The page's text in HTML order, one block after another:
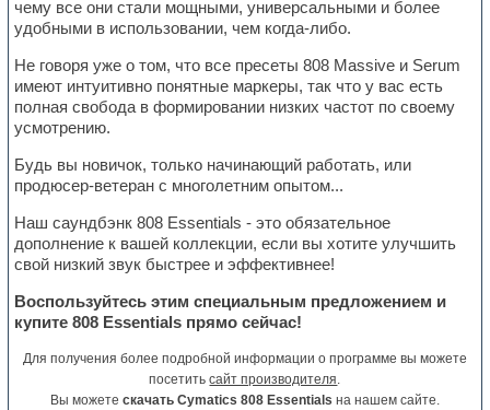
чему все они стали мощными, универсальными и более
удобными в использовании, чем когда-либо.
Не говоря уже о том, что все пресеты 808 Massive и Serum
имеют интуитивно понятные маркеры, так что у вас есть
полная свобода в формировании низких частот по своему
усмотрению.
Будь вы новичок, только начинающий работать, или
продюсер-ветеран с многолетним опытом...
Наш саундбэнк 808 Essentials - это обязательное
дополнение к вашей коллекции, если вы хотите улучшить
свой низкий звук быстрее и эффективнее!
Воспользуйтесь этим специальным предложением и
купите 808 Essentials прямо сейчас!
Для получения более подробной информации о программе вы можете
посетитьсайт производителя.
Вы можете скачать Cymatics 808 Essentials на нашем сайте.